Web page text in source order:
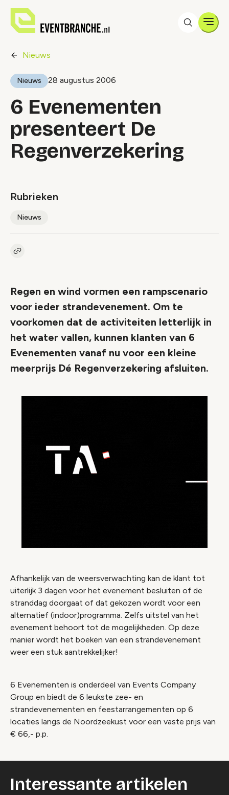
Nieuws
Nieuws 28 augustus 2006
6 Evenementen
presenteert De
Regenverzekering
Rubrieken
Nieuws
Kopieer link naar artikel
Regen en wind vormen een rampscenario
voor ieder strandevenement. Om te
voorkomen dat de activiteiten letterlijk in
het water vallen, kunnen klanten van 6
Evenementen vanaf nu voor een kleine
meerprijs Dé Regenverzekering afsluiten.
Afhankelijk van de weersverwachting kan de klant tot
uiterlijk 3 dagen voor het evenement besluiten of de
stranddag doorgaat of dat gekozen wordt voor een
alternatief (indoor)programma. Zelfs uitstel van het
evenement behoort tot de mogelijkheden. Op deze
manier wordt het boeken van een strandevenement
weer een stuk aantrekkelijker!
6 Evenementen is onderdeel van Events Company
Group en biedt de 6 leukste zee- en
strandevenementen en feestarrangementen op 6
locaties langs de Noordzeekust voor een vaste prijs van
€ 66,- p.p.
Interessante artikelen